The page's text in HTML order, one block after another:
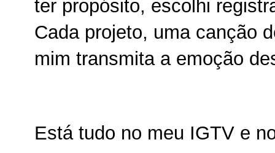
ter propósito, escolhi
Cada projeto, uma canção
mim transmita a emoção
Está tudo no meu IGTV e